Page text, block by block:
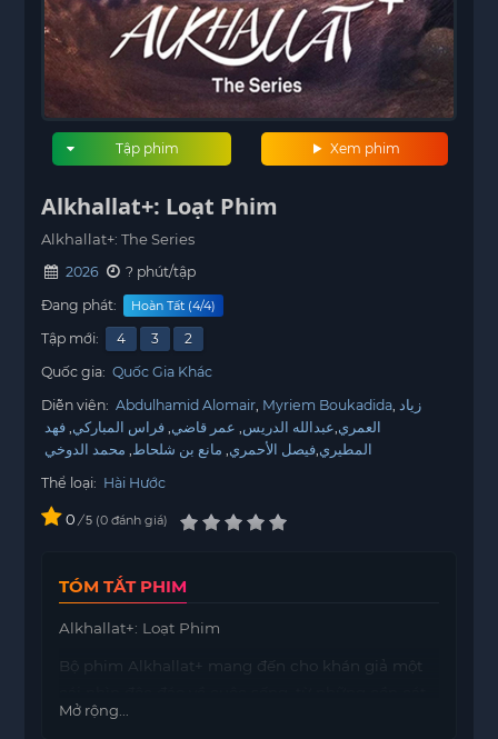
Xem phim
Tập phim
Alkhallat+: Loạt Phim
Alkhallat+: The Series
2026
? phút/tập
Đang phát:
Hoàn Tất (4/4)
Tập mới: 4 3
2
Quốc gia: Quốc Gia Khác
Diễn viên: Abdulhamid Alomair Myriem Boukadida زياد
العمري عبدالله الدريس عمر قاضي فراس المباركي فهد
المطيري فيصل الأحمري مانع بن شلحاط محمد الدوخي
Thể loại: Hài Hước
0 / 5 0 đánh giá
TÓM TẮT PHIM
Alkhallat+: Loạt Phim
Bộ phim Alkhallat+ mang đến cho khán giả một
khô cằn của sa mạc cho đến nhịp sống sôi động
Mở rộng...